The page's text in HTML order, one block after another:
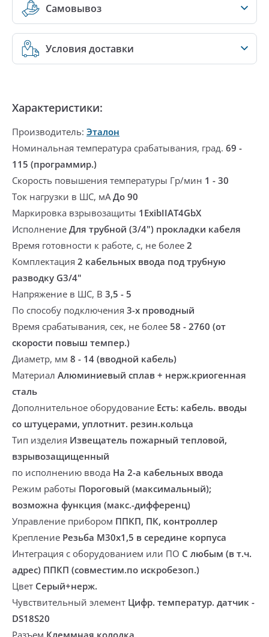
Самовывоз
Условия доставки
Характеристики:
Производитель: Эталон
Номинальная температура срабатывания, град. 69 -
115 (программир.)
Скорость повышения температуры Гр/мин 1 - 30
Ток нагрузки в ШС, мАДо 90
Маркировка взрывозащиты 1ExibIIАT4GbX
Исполнение Для трубной (3/4") прокладки кабеля
Время готовности к работе, с, не более 2
Комплектация 2 кабельных ввода под трубную
разводку G3/4"
Напряжение в ШС, В 3,5 - 5
По способу подключения 3-х проводный
Время срабатывания, сек, не более 58 - 2760 (от
скорости повыш темпер.)
Диаметр, мм 8 - 14 (вводной кабель)
Материал Алюминиевый сплав + нерж.криогенная
сталь
Дополнительное оборудование Есть: кабель. вводы
со штуцерами, уплотнит. резин.кольца
Тип изделия Извещатель пожарный тепловой,
взрывозащищенный
по исполнению ввода На 2-а кабельных ввода
Режим работы Пороговый (максимальный);
возможна функция (макс.-дифференц)
Управление прибором ППКП, ПК, контроллер
Крепление Резьба М30х1,5 в середине корпуса
Интеграция с оборудованием или ПО С любым (в т.ч.
адрес) ППКП (совместим.по искробезоп.)
Цвет Серый+нерж.
Чувствительный элемент Цифр. температур. датчик -
DS18S20
Разъем Клеммная колодка